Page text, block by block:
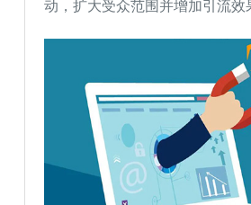
动，扩大受众范围并增加引流效